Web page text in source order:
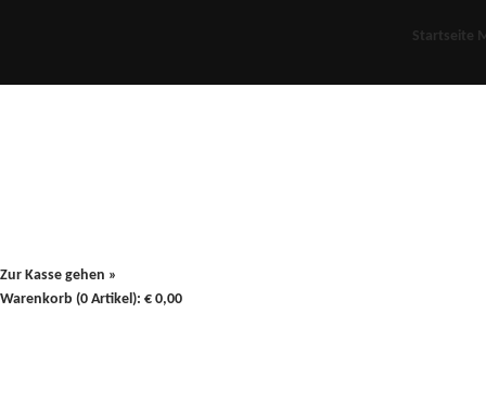
Startseite
Zur Kasse gehen »
Warenkorb (0 Artikel): € 0,00